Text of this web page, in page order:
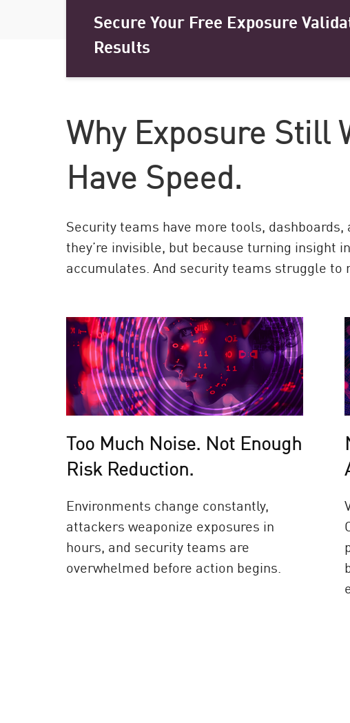
Workforce AI Security
AI Red Teaming
AI Agent Security
Secure Your Free Exposure
Results
Why Exposure Still
Have Speed.
Security teams have more tools,
they’re invisible, but because turning insight
accumulates. And security teams struggle
Too Much Noise. Not Enough
Risk Reduction.
Environments change constantly,
attackers weaponize exposures in
hours, and security teams are
overwhelmed before action begins.